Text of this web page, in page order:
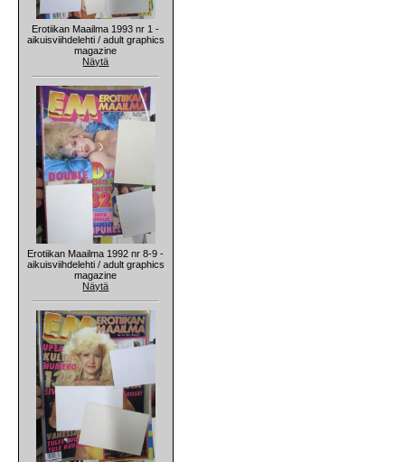
Erotiikan Maailma 1993 nr 1 -
aikuisviihdelehti / adult graphics
magazine
Näytä
Erotiikan Maailma 1992 nr 8-9 -
aikuisviihdelehti / adult graphics
magazine
Näytä